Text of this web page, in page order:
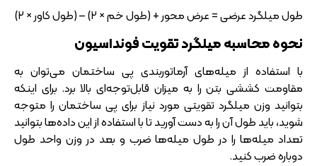
طول میلگرد عرضی = عرض محور + (طول خم × ۲) – (طول کاور × ۲)
نحوه محاسبه میلگرد تقویت فونداسیون
با استفاده از میله‌های آرماتوربندی پی ساختمان می‌توان به
مقاومت کششی بتن را به میزان قابل‌توجه‌ای بالا برد. برای اینکه
بتوانید وزن میلگرد تقویتی مورد نیاز برای پی ساختمان را متوجه
شوید، باید طول آن را به دست آورید تا با استفاده از این داده‌ها بتوانید
تعداد میله‌ها را در طول میله‌ها ضرب و بعد در وزن واحد طول
دوباره ضرب کنید.